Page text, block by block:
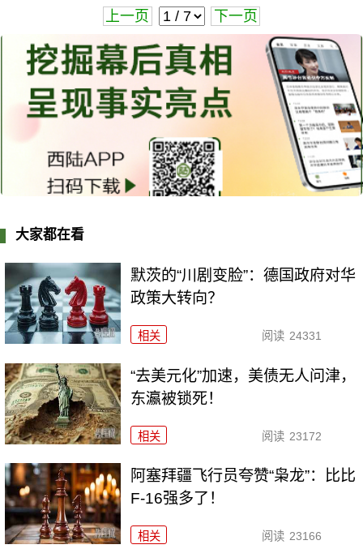
上一页 下一页
大家都在看
默茨的“川剧变脸”：德国政府对华
政策大转向？
相关 阅读 24331
“去美元化”加速，美债无人问津，
东瀛被锁死！
相关 阅读 23172
阿塞拜疆飞行员夸赞“枭龙”：比比
F-16强多了！
相关 阅读 23166